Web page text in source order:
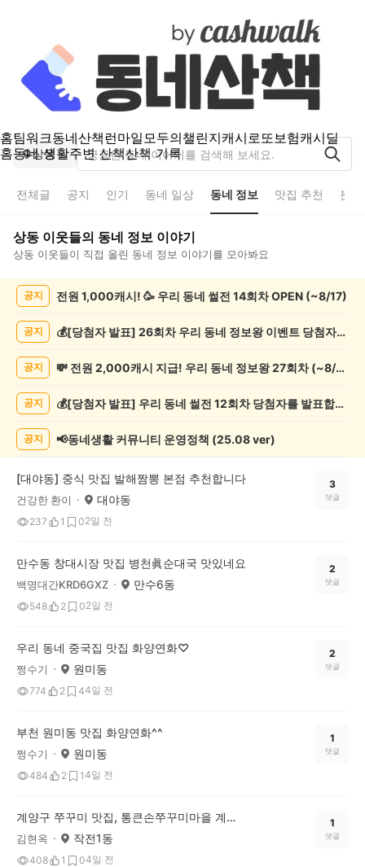
홈팀워크동네산책런마일모두의챌린지캐시로또보험캐시딜
홈동네 생활주변 산책산책 기록
상동
전체글 공지 인기 동네 일상 동네 정보 맛집 추천 분
상동 이웃들의 동네 정보 이야기
상동 이웃들이 직접 올린 동네 정보 이야기를 모아봐요
공지 전원 1,000캐시! 🥳 우리 동네 썰전 14회차 OPEN (~8/17)
공지 💰[당첨자 발표] 26회차 우리 동네 정보왕 이벤트 당첨자를 발표합니다!
공지 💸 전원 2,000캐시 지급! 우리 동네 정보왕 27회차 (~8/10)
공지 💰[당첨자 발표] 우리 동네 썰전 12회차 당첨자를 발표합니다!
공지 📢동네생활 커뮤니티 운영정책 (25.08 ver)
[대야동] 중식 맛집 발해짬뽕 본점 추천합니다
건강한 환이 대야동
237 1 02일 전
3
댓글
만수동 창대시장 맛집 병천眞순대국 맛있네요
백명대간KRD6GXZ 만수6동
548 2 02일 전
2
댓글
우리 동네 중국집 맛집 화양연화♡
쩡수기 원미동
774 2 44일 전
2
댓글
부천 원미동 맛집 화양연화^^
쩡수기 원미동
484 2 14일 전
1
댓글
계양구 쭈꾸미 맛집, 통큰손쭈꾸미마을 계산본점 다녀왔어요!
김현옥 작전1동
408 1 04일 전
1
댓글